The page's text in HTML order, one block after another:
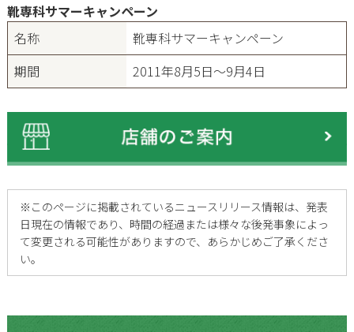
靴専科サマーキャンペーン
名称
靴専科サマーキャンペーン
期間
2011年8月5日～9月4日
※ このページに掲載されているニュースリリース情報は、発表
日現在の情報であり、時間の経過または様々な後発事象によっ
て変更される可能性がありますので、あらかじめご了承くださ
い。